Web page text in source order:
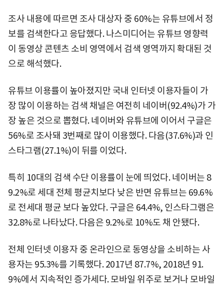
조사 내용에 따르면 조사 대상자 중 60%는 유튜브에서 정
보를 검색한다고 응답했다. 나스미디어는 유튜브 영향력
이 동영상 콘텐츠 소비 영역에서 검색 영역까지 확대된 것
으로 해석했다.
유튜브 이용률이 높아졌지만 국내 인터넷 이용자들이 가
장 많이 이용하는 검색 채널은 여전히 네이버(92.4%)가 가
장 높은 것으로 뽑혔다. 네이버와 유튜브에 이어서 구글은
56%로 조사돼 3번째로 많이 이용했다. 다음(37.6%)과 인
스타그램(27.1%)이 뒤를 이었다.
특히 10대의 검색 수단 이용률이 눈에 띄었다. 네이버는 8
9.2%로 세대 전체 평균치보다 낮은 반면 유튜브는 69.6%
로 전세대 평균 보다 높았다. 구글은 64.4%, 인스타그램은
32.8%로 나타났다. 다음은 9.2%로 10%도 채 안됐다.
전체 인터넷 이용자 중 온라인으로 동영상을 소비하는 사
용자는 95.3%를 기록했다. 2017년 87.7%, 2018년 91.
9%에서 지속적인 증가세다. 모바일 위주로 보거나 모바일